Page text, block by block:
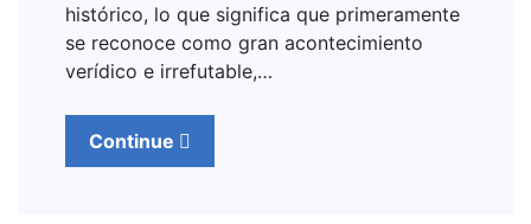
histórico, lo que significa que primeramente
se reconoce como gran acontecimiento
verídico e irrefutable,…
Continue